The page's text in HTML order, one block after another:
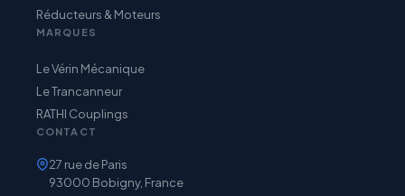
Réducteurs & Moteurs
MARQUES
Le Vérin Mécanique
Le Trancanneur
RATHI Couplings
CONTACT
27 rue de Paris
93000 Bobigny, France